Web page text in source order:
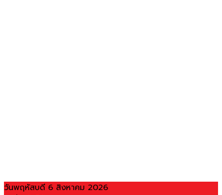
วันพฤหัสบดี 6 สิงหาคม 2026